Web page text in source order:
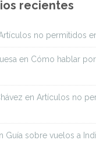
recientes
no permitidos
en Cómo hablar
en Artículos no
Guía sobre vuelos a